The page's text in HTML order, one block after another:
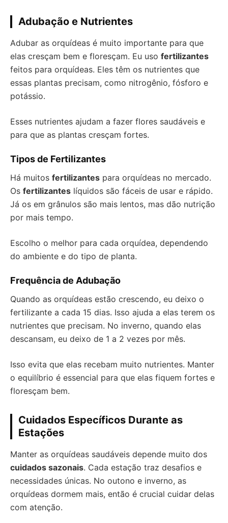
Adubação e Nutrientes
Adubar as orquídeas é muito importante para que
elas cresçam bem e floresçam. Eu uso fertilizantes
feitos para orquídeas. Eles têm os nutrientes que
essas plantas precisam, como nitrogênio, fósforo e
potássio.
Esses nutrientes ajudam a fazer flores saudáveis e
para que as plantas cresçam fortes.
Tipos de Fertilizantes
Há muitos fertilizantes para orquídeas no mercado.
Os fertilizantes líquidos são fáceis de usar e rápido.
Já os em grânulos são mais lentos, mas dão nutrição
por mais tempo.
Escolho o melhor para cada orquídea, dependendo
do ambiente e do tipo de planta.
Frequência de Adubação
Quando as orquídeas estão crescendo, eu deixo o
fertilizante a cada 15 dias. Isso ajuda a elas terem os
nutrientes que precisam. No inverno, quando elas
descansam, eu deixo de 1 a 2 vezes por mês.
Isso evita que elas recebam muito nutrientes. Manter
o equilíbrio é essencial para que elas fiquem fortes e
floresçam bem.
Cuidados Específicos Durante as
Estações
Manter as orquídeas saudáveis depende muito dos
cuidados sazonais. Cada estação traz desafios e
necessidades únicas. No outono e inverno, as
orquídeas dormem mais, então é crucial cuidar delas
com atenção.